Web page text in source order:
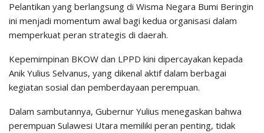
Pelantikan yang berlangsung di Wisma Negara Bumi Beringin
ini menjadi momentum awal bagi kedua organisasi dalam
memperkuat peran strategis di daerah.
Kepemimpinan BKOW dan LPPD kini dipercayakan kepada
Anik Yulius Selvanus, yang dikenal aktif dalam berbagai
kegiatan sosial dan pemberdayaan perempuan.
Dalam sambutannya, Gubernur Yulius menegaskan bahwa
perempuan Sulawesi Utara memiliki peran penting, tidak